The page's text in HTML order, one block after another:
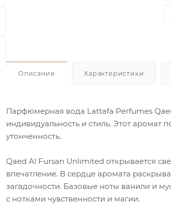
Описание Характеристики
Парфюмерная вода Lattafa Perfumes
индивидуальность и стиль. Этот
утонченность.
Qaed Al Fursan Unlimited открывается
впечатление. В сердце аромата
загадочности. Базовые ноты ванили и
с нотками чувственности и магии.